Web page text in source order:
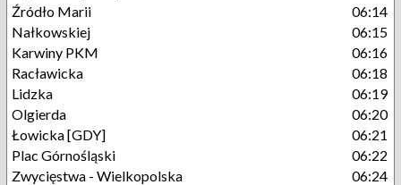
Źródło Marii
06:14
Nałkowskiej
06:15
Karwiny PKM
06:16
Racławicka
06:18
Lidzka
06:19
Olgierda
06:20
Łowicka [GDY]
06:21
Plac Górnośląski
06:22
Zwycięstwa - Wielkopolska
06:24